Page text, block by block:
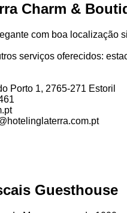
Charm &
com boa localização
serviços oferecidos:
Porto 1, 2765-271 Estoril
Guesthouse